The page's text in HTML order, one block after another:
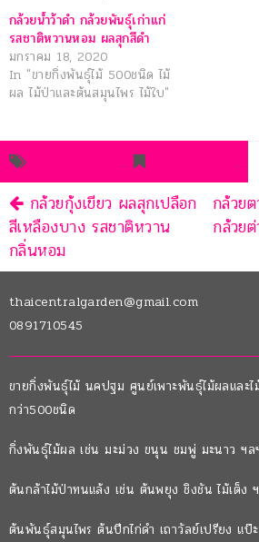
กล้วยน้ำว้าดำ กล้วยพันธุ์เก่าแก่
รสชาติหวานหอม ผลสุกสีดำ
มกราคม 18, 2020
In "ขายกิ่งพันธุ์ไม้ 500ชนิด ไม้
ผล ไม้ป่าและต้นสมุนไพร ไม้ใบ"
กล้วยเทพพนม. permalink.
กล้วยกุ้งเขียว ผลสุกเปลือก
สีเหลืองบาง รสชาติหวาน
กลิ่นหอม
กล้วย
กล้วย
thaicentralgarden@gmail.com
0891710545
ขายกิ่งพันธุ์ไม้ นคปฐม ศูนย์เพาะพันธุ์ไม้ผลและ
กว่า500ชนิด
กิ่งพันธุ์ไม้ผล เช่น มะม่วง ขนุน ชมพู่ มะนาว ฯล
ต้นกล้าไม้ป่าทนแล้ง เช่น ต้นพยุง ชิงชัน ไม้เต็ง
ต้นพันธุ์สมุนไพร ต้นปีกไก่ดำ เถาวัลย์เปรียง แป๊